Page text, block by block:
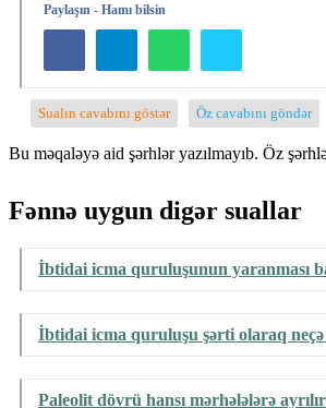
Paylaşın - Hamı bilsin
Sualın cavabını göstər Öz cavabını göndər
Bu məqaləyə aid şərhlər yazılmayıb. Öz
Fənnə uygun digər suallar
İbtidai icma quruluşunun yaranması
İbtidai icma quruluşu şərti olaraq
Paleolit dövrü hansı mərhələlərə